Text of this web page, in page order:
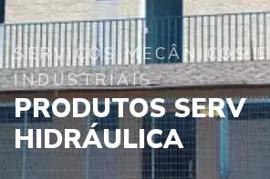
SERVIÇOS MECÂNICOS E
INDUSTRIAIS
PRODUTOS SERV
HIDRÁULICA